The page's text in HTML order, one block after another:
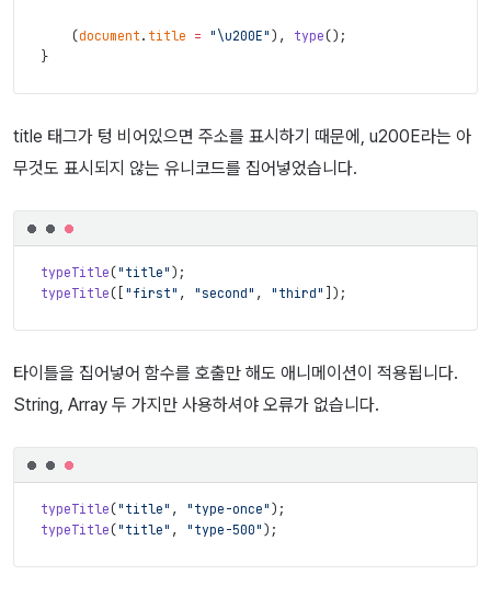
(document . title = " \u200E" ) , type() ;
}
title 태그가 텅 비어있으면 주소를 표시하기 때문에, u200E라는 아
무것도 표시되지 않는 유니코드를 집어넣었습니다.
typeTitle("title" ) ;
typeTitle( "first" , "second" , "third" ) ;
타이틀을 집어넣어 함수를 호출만 해도 애니메이션이 적용됩니다.
String, Array 두 가지만 사용하셔야 오류가 없습니다.
typeTitle("title" , "type-once" ) ;
typeTitle("title" , "type-500" ) ;